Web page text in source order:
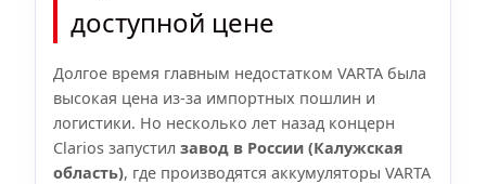
доступной цене
Долгое время главным недостатком VARTA была
высокая цена из-за импортных пошлин и
логистики. Но несколько лет назад концерн
Clarios запустил завод в России (Калужская
область), где производятся аккумуляторы VARTA